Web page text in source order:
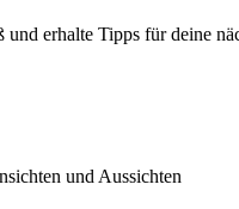
erhalte Tipps für deine
und Aussichten